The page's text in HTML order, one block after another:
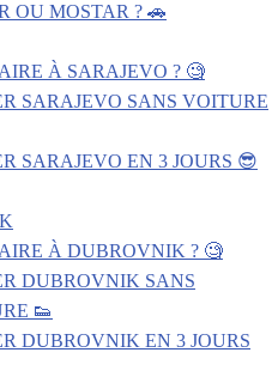
OU MOSTAR ? 🚗
À SARAJEVO ? 🧐
SARAJEVO SANS VOITURE
SARAJEVO EN 3 JOURS 😎
À DUBROVNIK ? 🧐
DUBROVNIK SANS
👟
DUBROVNIK EN 3 JOURS